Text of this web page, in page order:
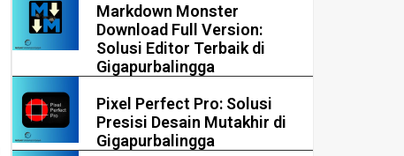
Markdown Monster
Download Full Version:
Solusi Editor Terbaik di
Gigapurbalingga
Pixel Perfect Pro: Solusi
Presisi Desain Mutakhir di
Gigapurbalingga